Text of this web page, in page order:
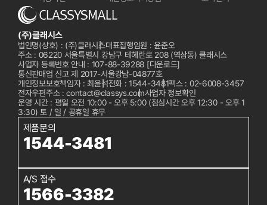
(주)클래시스
법인명(상호) : (주)클래시스대표집행임원 : 윤준오
주소 : 06220 서울특별시 강남구 테헤란로 208 (역삼동) 클래시스
사업자 등록번호 안내 : 107-88-39288 [다운로드]
통신판매업 신고 제 2017-서울강남-04877호
개인정보보호책임자 : 최윤석전화 : 1544-3481팩스 : 02-6008-3457
전자우편주소 : contact@classys.com사업자 정보확인
운영 시간 : 평일 오전 10:00 - 오후 5:00 (점심시간 오후 12:30 - 오후 1
3:30) 토 / 일 / 공휴일 휴무
제품문의
1544-3481
A/S 접수
1566-3382